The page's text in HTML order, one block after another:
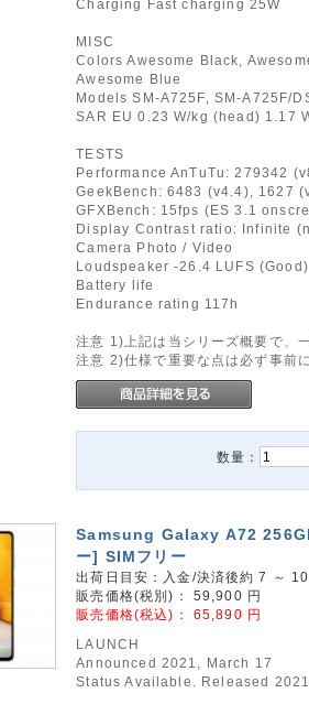
Charging Fast charging 25W
MISC
Colors Awesome Black,
Awesome Blue
Models SM-A725F, SM-A725F/
SAR EU 0.23 W/kg (head) 1.17
TESTS
Performance AnTuTu: 279342
GeekBench: 6483 (v4.4), 1627
GFXBench: 15fps (ES 3.1
Display Contrast ratio: Infinite
Camera Photo / Video
Loudspeaker -26.4 LUFS (Good)
Battery life
Endurance rating 117h
注意 1)上記は当シリーズ概要で、
注意 2)仕様で重要な点は必ず事前に
数量：
Samsung Galaxy A72
ー] SIMフリー
出荷日目安：入金/決済後約 7 ～
販売価格(税別)： 59,900 円
販売価格(税込)： 65,890 円
LAUNCH
Announced 2021, March 17
Status Available. Released